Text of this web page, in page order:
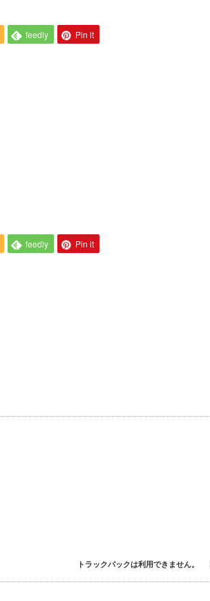
feedly Pin it
feedly Pin it
トラックバックは利用できません。